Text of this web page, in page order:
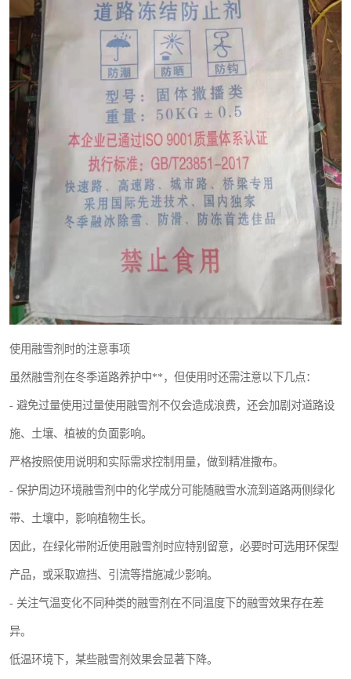
使用融雪剂时的注意事项
虽然融雪剂在冬季道路养护中**，但使用时还需注意以下几点：
- 避免过量使用过量使用融雪剂不仅会造成浪费，还会加剧对道路设
施、土壤、植被的负面影响。
严格按照使用说明和实际需求控制用量，做到精准撒布。
- 保护周边环境融雪剂中的化学成分可能随融雪水流到道路两侧绿化
带、土壤中，影响植物生长。
因此，在绿化带附近使用融雪剂时应特别留意，必要时可选用环保型
产品，或采取遮挡、引流等措施减少影响。
- 关注气温变化不同种类的融雪剂在不同温度下的融雪效果存在差
异。
低温环境下，某些融雪剂效果会显著下降。